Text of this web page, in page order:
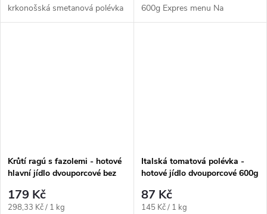
krkonošská smetanová polévka
uvařená z místních surovin,
600g Expres menu Na
vysmažené slanině se restují
Krůtí ragú s fazolemi - hotové
hlavní jídlo dvouporcové bez
179 Kč
Měrná
298,33 Kč / 1 kg
Italská tomatová polévka -
hotové jídlo dvouporcové 600g
87 Kč
Měrná
145 Kč / 1 kg